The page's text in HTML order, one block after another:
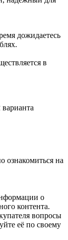
дожидаетесь
в
ознакомиться на
о
контента.
вопросы
её по своему